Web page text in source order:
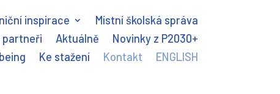
inspirace
Místní školská správa
partneři Aktuálně
Novinky z P2030+
Ke stažení Kontakt ENGLISH